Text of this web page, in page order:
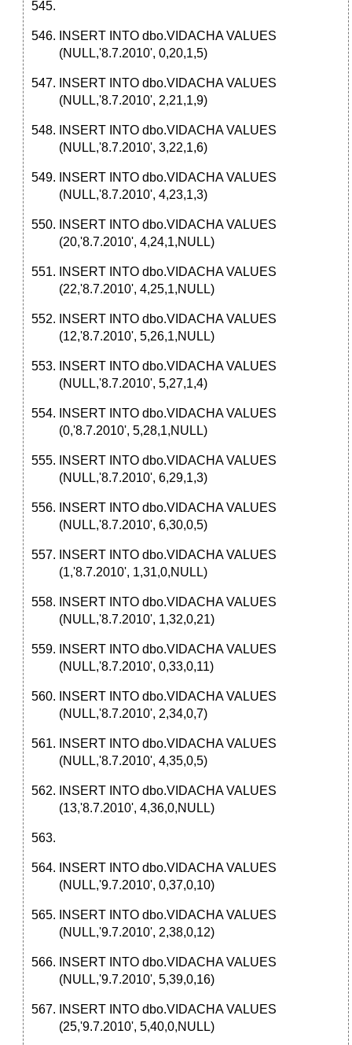
INSERT INTO dbo.VIDACHA VALUES
(NULL,'8.7.2010', 0,20,1,5)
INSERT INTO dbo.VIDACHA VALUES
(NULL,'8.7.2010', 2,21,1,9)
INSERT INTO dbo.VIDACHA VALUES
(NULL,'8.7.2010', 3,22,1,6)
INSERT INTO dbo.VIDACHA VALUES
(NULL,'8.7.2010', 4,23,1,3)
INSERT INTO dbo.VIDACHA VALUES
(20,'8.7.2010', 4,24,1,NULL)
INSERT INTO dbo.VIDACHA VALUES
(22,'8.7.2010', 4,25,1,NULL)
INSERT INTO dbo.VIDACHA VALUES
(12,'8.7.2010', 5,26,1,NULL)
INSERT INTO dbo.VIDACHA VALUES
(NULL,'8.7.2010', 5,27,1,4)
INSERT INTO dbo.VIDACHA VALUES
(0,'8.7.2010', 5,28,1,NULL)
INSERT INTO dbo.VIDACHA VALUES
(NULL,'8.7.2010', 6,29,1,3)
INSERT INTO dbo.VIDACHA VALUES
(NULL,'8.7.2010', 6,30,0,5)
INSERT INTO dbo.VIDACHA VALUES
(1,'8.7.2010', 1,31,0,NULL)
INSERT INTO dbo.VIDACHA VALUES
(NULL,'8.7.2010', 1,32,0,21)
INSERT INTO dbo.VIDACHA VALUES
(NULL,'8.7.2010', 0,33,0,11)
INSERT INTO dbo.VIDACHA VALUES
(NULL,'8.7.2010', 2,34,0,7)
INSERT INTO dbo.VIDACHA VALUES
(NULL,'8.7.2010', 4,35,0,5)
INSERT INTO dbo.VIDACHA VALUES
(13,'8.7.2010', 4,36,0,NULL)
INSERT INTO dbo.VIDACHA VALUES
(NULL,'9.7.2010', 0,37,0,10)
INSERT INTO dbo.VIDACHA VALUES
(NULL,'9.7.2010', 2,38,0,12)
INSERT INTO dbo.VIDACHA VALUES
(NULL,'9.7.2010', 5,39,0,16)
INSERT INTO dbo.VIDACHA VALUES
(25,'9.7.2010', 5,40,0,NULL)